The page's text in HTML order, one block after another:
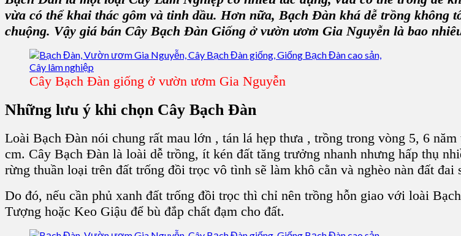
vừa có thể khai thác gôm và tinh dầu. Hơn nữa, Bạch Đàn khá dễ trồng không
chuộng. Vậy giá bán Cây Bạch Đàn Giống ở vườn ươm Gia Nguyễn là bao
Cây Bạch Đàn giống ở vườn ươm Gia Nguyễn
Những lưu ý khi chọn Cây Bạch Đàn
Loài Bạch Đàn nói chung rất mau lớn , tán lá hẹp thưa , trồng trong vòng 5, 6
cm. Cây Bạch Đàn là loài dễ trồng, ít kén đất tăng trưởng nhanh nhưng hấp thụ
rừng thuần loại trên đất trống đồi trọc vô tình sẽ làm khô cằn và nghèo nàn đất đai
Do đó, nếu cần phủ xanh đất trống đồi trọc thì chỉ nên trồng hỗn giao với loài B
Tượng hoặc Keo Giậu để bù đắp chất đạm cho đất.